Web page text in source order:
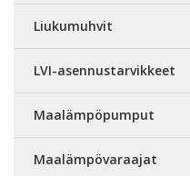
Liukumuhvit
LVI-asennustarvikkeet
Maalämpöpumput
Maalämpövaraajat